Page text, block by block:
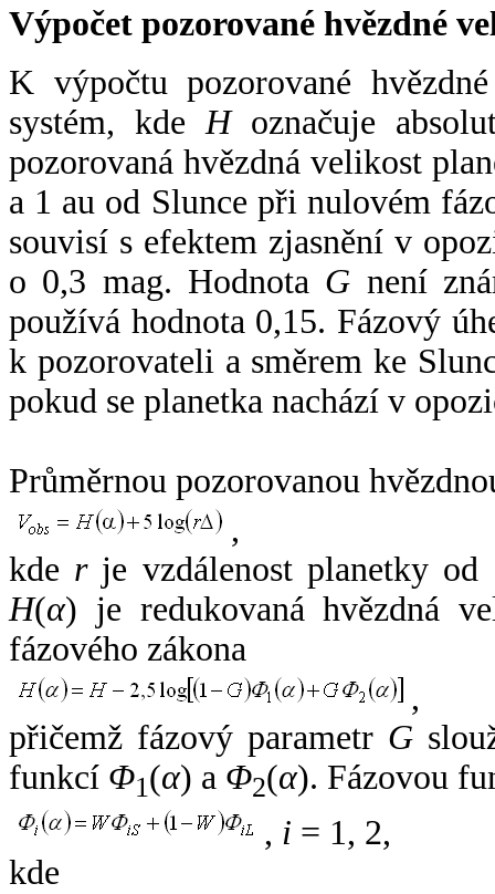
Výpočet pozorované hvězdné
K výpočtu pozorované
systém, kde Hoznačuje
pozorovaná hvězdná velikost
a 1 au od Slunce při nulovém
souvisí s efektem zjasnění v
o 0,3 mag. Hodnota G není
používá hodnota 0,15. Fázový
k pozorovateli a směrem ke
pokud se planetka nachází v
Průměrnou pozorovanou
,
kde rje vzdálenost planetky od
H(α) je redukovaná hvězdná
fázového zákona
,
přičemž fázový parametr G
funkcí Φ1(α) a Φ2(α). Fázovou
, i = 1, 2,
kde